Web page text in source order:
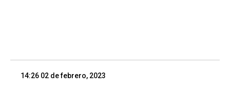
14:26 02 de febrero, 2023